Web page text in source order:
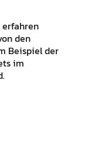
den
Beispiel der
im